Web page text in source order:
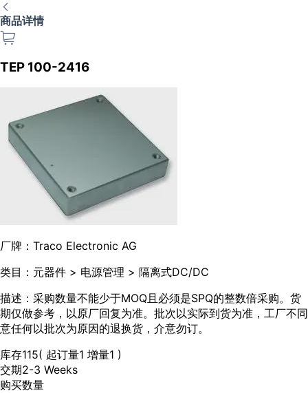
商品详情
TEP 100-2416
厂牌： Traco Electronic AG
类目： 元器件 > 电源管理 > 隔离式DC/DC
描述： 采购数量不能少于MOQ且必须是SPQ的整数倍采购。货
期仅做参考，以原厂回复为准。批次以实际到货为准，工厂不同
意任何以批次为原因的退换货，介意勿订。
库存115( 起订量1 增量1 )
交期2-3 Weeks
购买数量